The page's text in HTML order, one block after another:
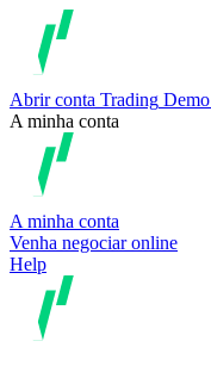
Abrir conta Trading Demo
A minha conta
A minha conta
Venha negociar online
Help